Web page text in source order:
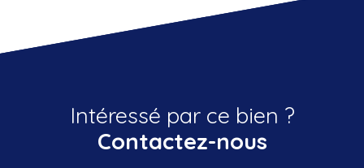
Intéressé par ce bien ?
Contactez-nous